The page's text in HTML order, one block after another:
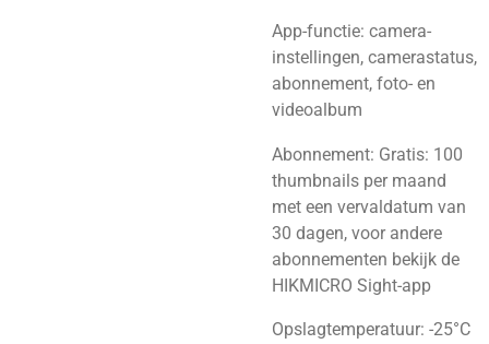
App-functie: camera-
instellingen, camerastatus,
abonnement, foto- en
videoalbum
Abonnement: Gratis: 100
thumbnails per maand
met een vervaldatum van
30 dagen, voor andere
abonnementen bekijk de
HIKMICRO Sight-app
Opslagtemperatuur: -25°C